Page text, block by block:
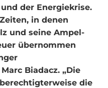
der Energiekrise.
in denen
und seine Ampel-
übernommen
Biadacz. „Die
die